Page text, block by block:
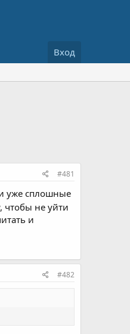
Вход
#481
и уже сплошные
чтобы не уйти
и
#482